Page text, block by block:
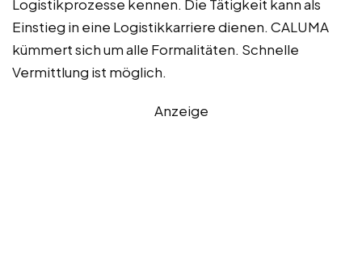
Logistikprozesse kennen. Die Tätigkeit kann als
Einstieg in eine Logistikkarriere dienen. CALUMA
kümmert sich um alle Formalitäten. Schnelle
Vermittlung ist möglich.
Anzeige